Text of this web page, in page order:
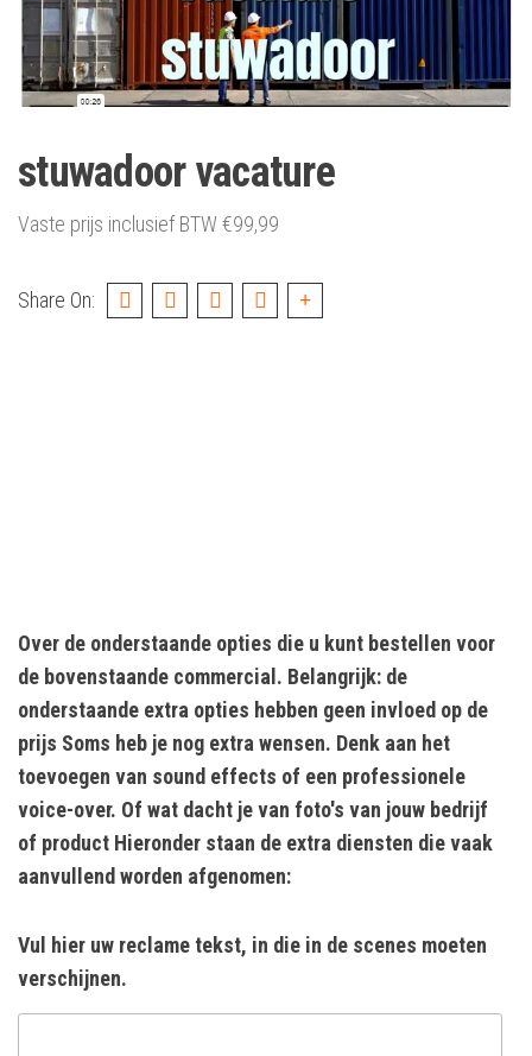
stuwadoor vacature
Vaste prijs inclusief BTW€99,99
Share On:
Over de onderstaande opties die u kunt bestellen voor
de bovenstaande commercial. Belangrijk: de
onderstaande extra opties hebben geen invloed op de
prijs Soms heb je nog extra wensen. Denk aan het
toevoegen van sound effects of een professionele
voice-over. Of wat dacht je van foto's van jouw bedrijf
of product Hieronder staan de extra diensten die vaak
aanvullend worden afgenomen:
Vul hier uw reclame tekst, in die in de scenes moeten
verschijnen.